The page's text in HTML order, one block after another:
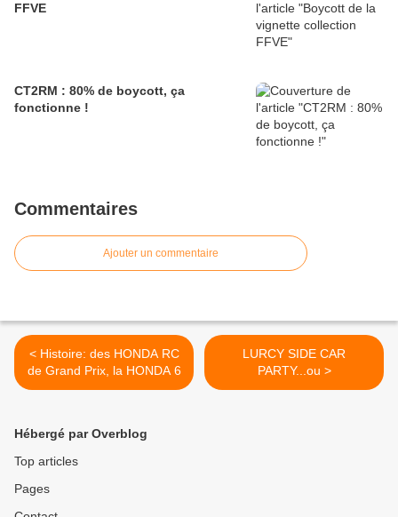
FFVE
CT2RM : 80% de boycott, ça
fonctionne !
Commentaires
Ajouter un commentaire
< Histoire: des HONDA RC
de Grand Prix, la HONDA 6
LURCY SIDE CAR
PARTY...ou >
Hébergé par Overblog
Top articles
Pages